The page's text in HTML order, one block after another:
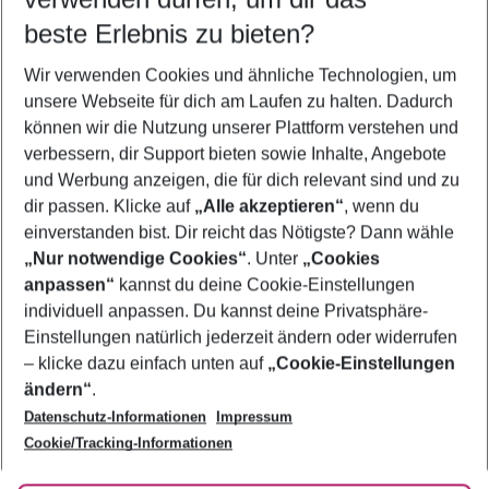
5-8 Nächte
2 Erwachsene Keine Kinder
Mehr Filter anzeigen
Footer
Footer navigation
Über uns
AGB
Bestpreisgarantie
Cookie-Einstellungen ändern
Cookie-Richtlinie
Agenturbetreuung
Barrierefreies Reisen
Folge uns
beste Erlebnis zu bieten?
Wir verwenden Cookies und ähnliche Technologien, um
unsere Webseite für dich am Laufen zu halten. Dadurch
können wir die Nutzung unserer Plattform verstehen und
verbessern, dir Support bieten sowie Inhalte, Angebote
und Werbung anzeigen, die für dich relevant sind und zu
dir passen. Klicke auf „Alle akzeptieren“, wenn du
einverstanden bist. Dir reicht das Nötigste? Dann wähle
„Nur notwendige Cookies“. Unter „Cookies
anpassen“ kannst du deine Cookie-Einstellungen
individuell anpassen. Du kannst deine Privatsphäre-
Einstellungen natürlich jederzeit ändern oder widerrufen
– klicke dazu einfach unten auf „Cookie-Einstellungen
ändern“.
Datenschutz-Informationen
Impressum
Cookie/Tracking-Informationen